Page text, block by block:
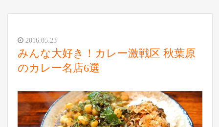
2016.05.23
みんな大好き！カレー激戦区 秋葉原
のカレー名店6選